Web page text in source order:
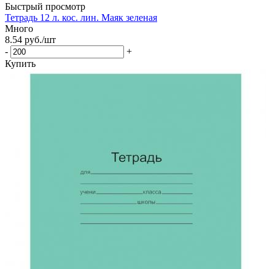
Быстрый просмотр
Тетрадь 12 л. кос. лин. Маяк зеленая
Много
8.54 руб./шт
-
+
Купить